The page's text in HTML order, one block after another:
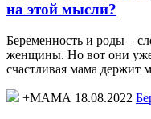
на этой мысли?
Беременность и роды –
женщины. Но вот они уже
счастливая мама
+МАМА 18.08.2022